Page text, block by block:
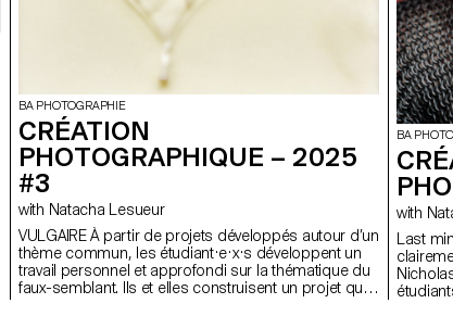
BA PHOTOGRAPHIE
CRÉATION
PHOTOGRAPHIQUE – 2025
#3
with Natacha Lesueur
VULGAIRE À partir de projets développés autour d’un
thème commun, les étudiant·e·x·s développent un
travail personnel et approfondi sur la thématique du
faux-semblant. Ils et elles construisent un projet qui
BA
with
Last minute risk « Ce
Nicholas